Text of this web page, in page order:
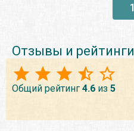
1
Отзывы и рейтинги
Общий рейтинг 4.6 из 5